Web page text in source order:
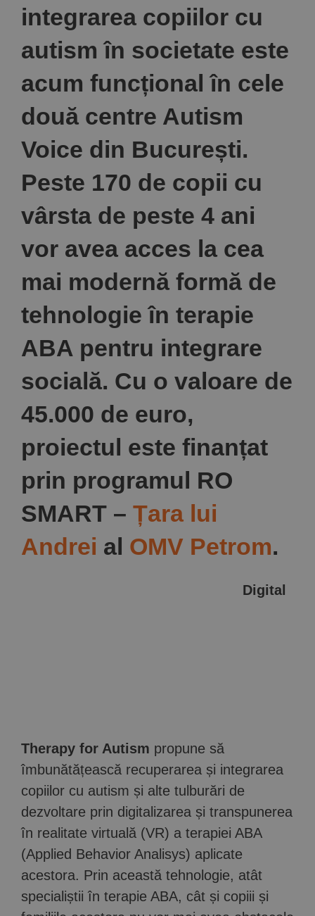
integrarea copiilor cu
autism în societate este
acum funcțional în cele
două centre Autism
Voice din București.
Peste 170 de copii cu
vârsta de peste 4 ani
vor avea acces la cea
mai modernă formă de
tehnologie în terapie
ABA pentru integrare
socială. Cu o valoare de
45.000 de euro,
proiectul este finanțat
prin programul RO
SMART – Țara lui
Andrei al OMV Petrom.
Digital
Therapy for Autism propune să
îmbunătățească recuperarea și integrarea
copiilor cu autism și alte tulburări de
dezvoltare prin digitalizarea și transpunerea
în realitate virtuală (VR) a terapiei ABA
(Applied Behavior Analisys) aplicate
acestora. Prin această tehnologie, atât
specialiștii în terapie ABA, cât și copiii și